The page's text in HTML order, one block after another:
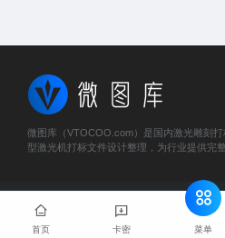
微图库（VTOCOO.com）是国内激光雕刻
型激光机打标文件设计整理，为行业提供完
© 2023 微图库 - vtocoo.com &
ICP备2025466884号
首页 卡密 菜单